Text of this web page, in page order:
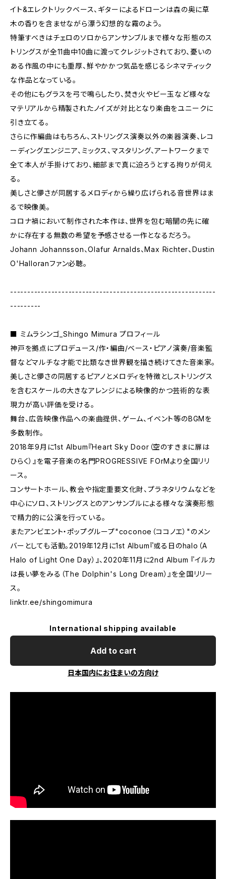
イト&エレクトリックベース、ギターによるドローンは森の奥に草
木の香りを含ませながら漂う幻想的な霧のよう。
特筆すべきはチェロのソロからアンサンブルまで様々な形態のス
トリングスが全11曲中10曲に渡ってクレジットされており、憂いの
ある作風の中にも重厚、鮮やかかつ気品を感じるシネマティック
な作品となっている。
その他にもグラスを弓で鳴らしたり、焚き火やビー玉など様々な
マテリアルから精製されたノイズが対比となり楽曲をユニークに
引き立てる。
さらに作編曲はもちろん、ストリングス演奏以外の楽器演奏、レコ
ーディングエンジニア、ミックス、マスタリング、アートワークまで
全て本人が手掛けており、細部まで真に迫ろうとする拘りが伺え
る。
美しさと儚さが同居するメロディから繰り広げられる音世界はま
るで映像美。
コロナ禍において制作された本作は、世界を包む暗闇の先に確
かに存在する無数の希望を予感させる一作となるだろう。
Johann Johannsson、Olafur Arnalds、Max Richter、Dustin
O'Halloranファン必聴。
------------------------------------------------------------
---------
■ ミムラシンゴ_Shingo Mimura プロフィール
神戸を拠点にプロデュース/作・編曲/ベース・ピアノ演奏/音楽監
督などマルチな才能で比類なき世界観を描き続けてきた音楽家。
美しさと儚さの同居するピアノとメロディを特徴としストリングス
を含むスケールの大きなアレンジによる映像的かつ芸術的な表
現力が高い評価を受ける。
舞台、広告映像作品への楽曲提供、ゲーム、イベント等のBGMを
多数制作。
2018年9月に1st Album『Heart Sky Door（空のすきまに扉は
ひらく）』を電子音楽の名門PROGRESSIVE FOrMより全国リリ
ース。
コンサートホール、教会や指定重要文化財、プラネタリウムなどを
中心にソロ、ストリングスとのアンサンブルによる様々な演奏形態
で精力的に公演を行っている。
またアンビエント・ポップグループ"coconoe（ココノエ）"のメン
バーとしても活動。2019年12月に1st Album『或る日のhalo（A
Halo of Light One Day）』、2020年11月に2nd Album 『イルカ
は長い夢をみる（The Dolphin's Long Dream）』を全国リリー
ス。
linktr.ee/shingomimura
International shipping available
Add to cart
日本国内にお住まいの方向け